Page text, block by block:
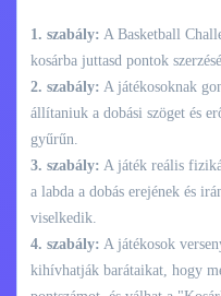
1. szabály: A Basketball
kosárba juttasd pontok
2. szabály: A játékosoknak
állítaniuk a dobási szöget és
gyűrűn.
3. szabály: A játék reális
a labda a dobás erejének és
viselkedik.
4. szabály: A játékosok
kihívhatják barátaikat, hogy